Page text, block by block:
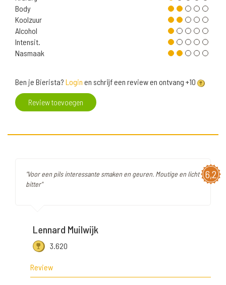
Body
Koolzuur
Alcohol
Intensit.
Nasmaak
Ben je Bierista? Login en schrijf een review en ontvang +10
Review toevoegen
6,2
"Voor een pils interessante smaken en geuren. Moutige en licht
bitter"
Lennard Muilwijk
3.620
Review